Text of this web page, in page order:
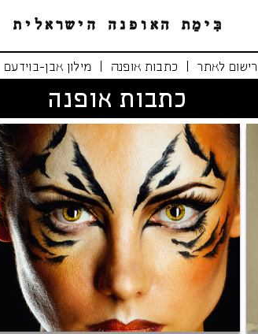
רישום לאתר כתבות אופנה מילון אבן-בוידעם
כתבות אופנה